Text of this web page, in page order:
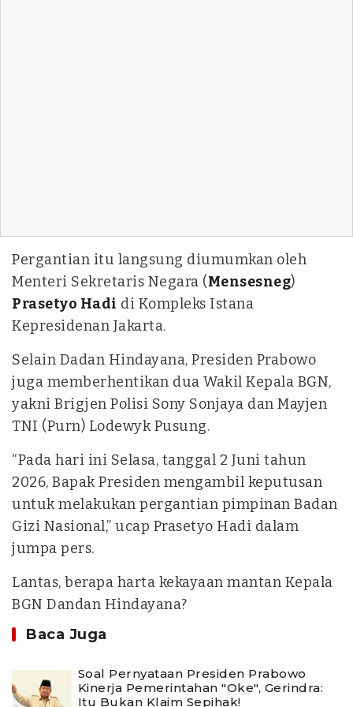
Pergantian itu langsung diumumkan oleh
Menteri Sekretaris Negara (Mensesneg)
Prasetyo Hadi di Kompleks Istana
Kepresidenan Jakarta.
Selain Dadan Hindayana, Presiden Prabowo
juga memberhentikan dua Wakil Kepala BGN,
yakni Brigjen Polisi Sony Sonjaya dan Mayjen
TNI (Purn) Lodewyk Pusung.
“Pada hari ini Selasa, tanggal 2 Juni tahun
2026, Bapak Presiden mengambil keputusan
untuk melakukan pergantian pimpinan Badan
Gizi Nasional,” ucap Prasetyo Hadi dalam
jumpa pers.
Lantas, berapa harta kekayaan mantan Kepala
BGN Dandan Hindayana?
Baca Juga
Soal Pernyataan Presiden Prabowo
Kinerja Pemerintahan "Oke", Gerindra:
Itu Bukan Klaim Sepihak!